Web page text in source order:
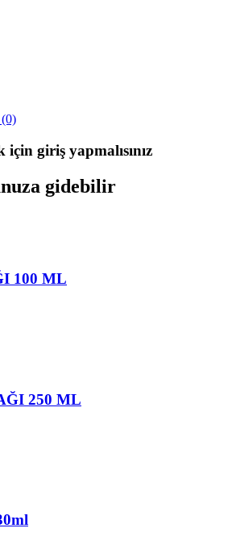
giriş yapmalısınız
gidebilir
100 ML
250 ML